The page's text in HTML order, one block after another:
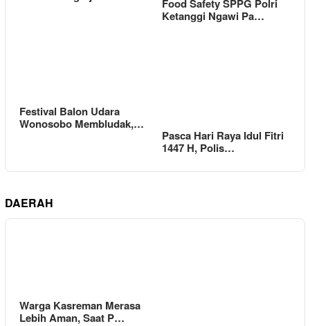
Food Safety SPPG Polri
Ketanggi Ngawi Pa…
Festival Balon Udara
Wonosobo Membludak,…
Pasca Hari Raya Idul Fitri
1447 H, Polis…
DAERAH
Warga Kasreman Merasa
Lebih Aman, Saat P…